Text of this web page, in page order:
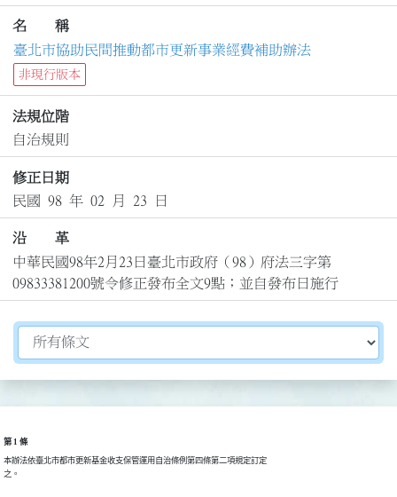
名 稱
臺北市協助民間推動都市更新事業經費補助辦法
非現行版本
法規位階
自治規則
修正日期
民國 98 年 02 月 23 日
沿 革
中華民國98年2月23日臺北市政府（98）府法三字第
09833381200號令修正發布全文9點；並自發布日施行
切換選擇法規資訊內容
第 1 條
本辦法依臺北市都市更新基金收支保管運用自治條例第四條第二項規定訂定
之。